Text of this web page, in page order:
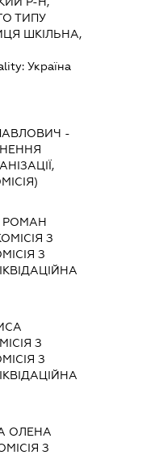
ТИПУ
ШКІЛЬНА,
Україна
-
РОМАН
З
З
З
З
ОЛЕНА
З